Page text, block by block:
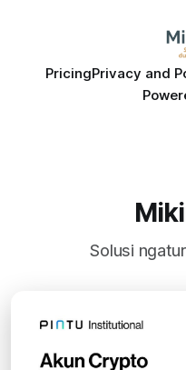
PricingPrivacy and
Solusi